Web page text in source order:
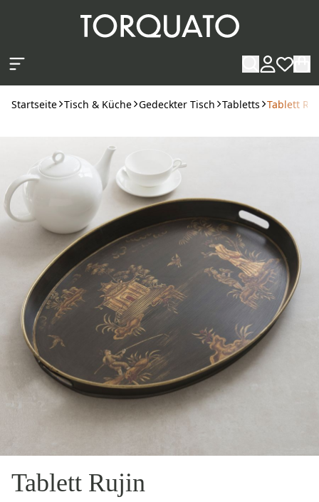
Startseite Tisch & Küche Gedeckter Tisch Tabletts Tablett
Tablett Rujin